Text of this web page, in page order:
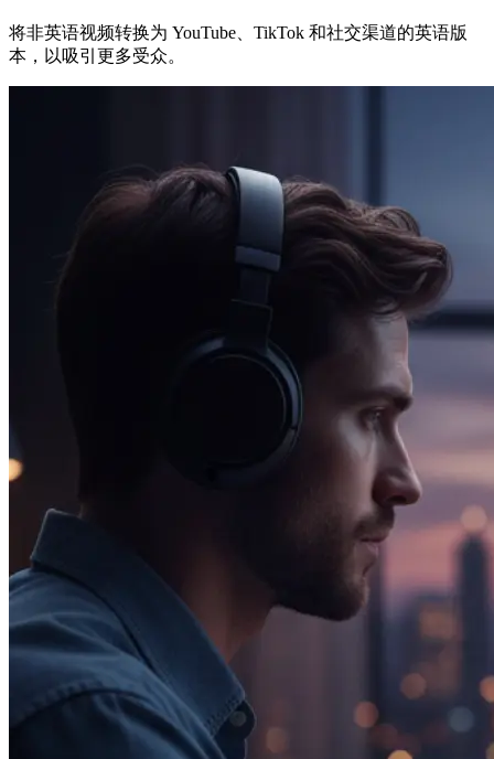
将非英语视频转换为 YouTube、TikTok 和社交渠道的英语版
本，以吸引更多受众。